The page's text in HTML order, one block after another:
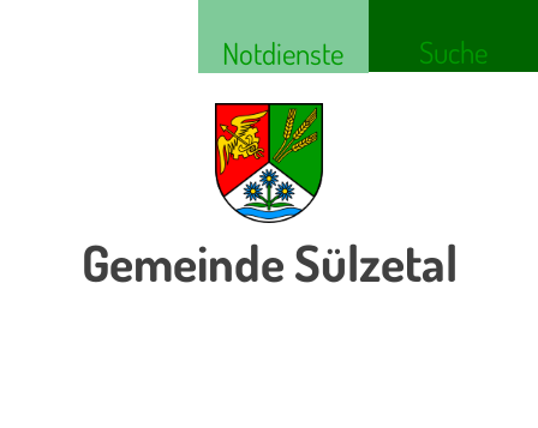
Notdienste Suche
Gemeinde Sülzetal